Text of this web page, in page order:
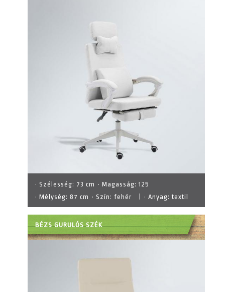
· Szélesség: 73 cm · Magasság:125
· Mélység: 87 cm · Szín: fehér · Anyag:textil
BÉZS GURULÓS SZÉK